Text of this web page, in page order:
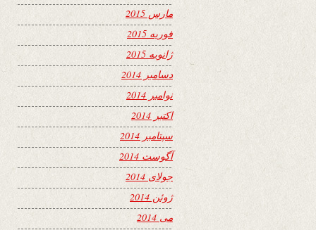
مارس 2015
فوریه 2015
ژانویه 2015
دسامبر 2014
نوامبر 2014
اکتبر 2014
سپتامبر 2014
آگوست 2014
جولای 2014
ژوئن 2014
می 2014